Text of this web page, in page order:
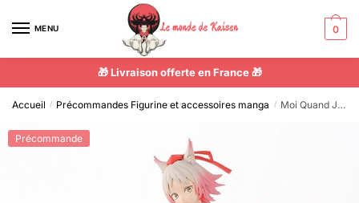
MENU 0
🎁 Livraison offerte en France 🎁
Accueil / Précommandes Figurine et accessoires manga / Moi Quand Je Me Réincarne En Slime – Figurine Momiji
Précommande